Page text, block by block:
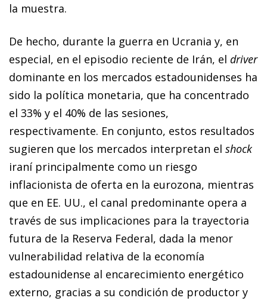
la muestra.
De hecho, durante la guerra en Ucrania y, en
especial, en el episodio reciente de Irán, el driver
dominante en los mercados estadounidenses ha
sido la política monetaria, que ha concentrado
el 33% y el 40% de las sesiones,
respectivamente. En conjunto, estos resultados
sugieren que los mercados interpretan el shock
iraní principalmente como un riesgo
inflacionista de oferta en la eurozona, mientras
que en EE. UU., el canal predominante opera a
través de sus implicaciones para la trayectoria
futura de la Reserva Federal, dada la menor
vulnerabilidad relativa de la economía
estadounidense al encarecimiento energético
externo, gracias a su condición de productor y